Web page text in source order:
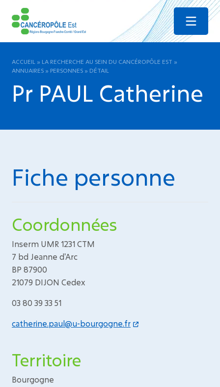
Menu
ACCUEIL » LA RECHERCHE AU SEIN DU CANCÉROPÔLE EST »
ANNUAIRES » PERSONNES » DÉTAIL
Pr PAUL Catherine
Fiche personne
Coordonnées
Inserm UMR 1231 CTM
7 bd Jeanne d'Arc
BP 87900
21079 DIJON Cedex
03 80 39 33 51
catherine.paul@u-bourgogne.fr
Territoire
Bourgogne